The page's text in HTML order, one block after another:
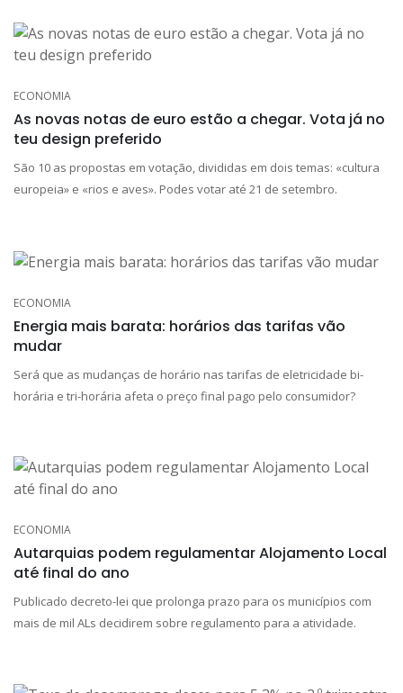
ECONOMIA
As novas notas de euro estão a chegar. Vota já no
teu design preferido
São 10 as propostas em votação, divididas em dois temas: «cultura
europeia» e «rios e aves». Podes votar até 21 de setembro.
ECONOMIA
Energia mais barata: horários das tarifas vão
mudar
Será que as mudanças de horário nas tarifas de eletricidade bi-
horária e tri-horária afeta o preço final pago pelo consumidor?
ECONOMIA
Autarquias podem regulamentar Alojamento Local
até final do ano
Publicado decreto-lei que prolonga prazo para os municípios com
mais de mil ALs decidirem sobre regulamento para a atividade.